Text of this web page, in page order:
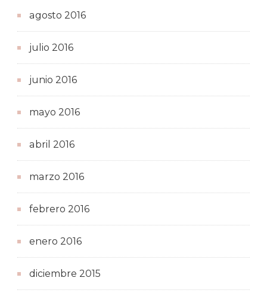
agosto 2016
julio 2016
junio 2016
mayo 2016
abril 2016
marzo 2016
febrero 2016
enero 2016
diciembre 2015